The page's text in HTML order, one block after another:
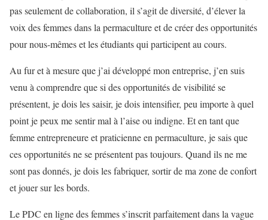
pas seulement de collaboration, il s’agit de diversité, d’élever la
voix des femmes dans la permaculture et de créer des opportunités
pour nous-mêmes et les étudiants qui participent au cours.
Au fur et à mesure que j’ai développé mon entreprise, j’en suis
venu à comprendre que si des opportunités de visibilité se
présentent, je dois les saisir, je dois intensifier, peu importe à quel
point je peux me sentir mal à l’aise ou indigne. Et en tant que
femme entrepreneure et praticienne en permaculture, je sais que
ces opportunités ne se présentent pas toujours. Quand ils ne me
sont pas donnés, je dois les fabriquer, sortir de ma zone de confort
et jouer sur les bords.
Le PDC en ligne des femmes s’inscrit parfaitement dans la vague